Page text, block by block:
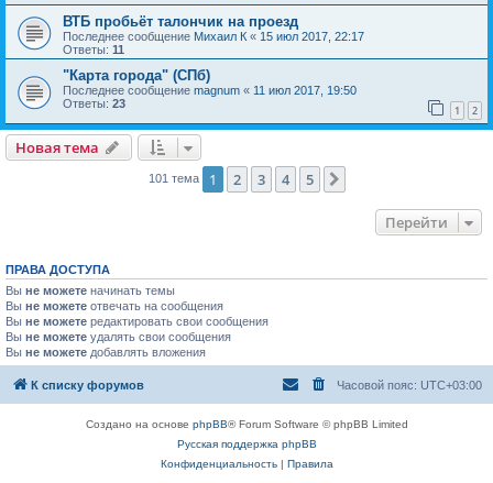
ВТБ пробьёт талончик на проезд
Последнее сообщение Михаил К « 15 июл 2017, 22:17
Ответы: 11
"Карта города" (СПб)
Последнее сообщение magnum « 11 июл 2017, 19:50
Ответы: 23 1 2
Новая тема
101 тема 1 2 3 4 5
Перейти
ПРАВА ДОСТУПА
Вы не можете начинать темы
Вы не можете отвечать на сообщения
Вы не можете редактировать свои сообщения
Вы не можете удалять свои сообщения
Вы не можете добавлять вложения
К списку форумов Часовой пояс: UTC+03:00
Создано на основе phpBB® Forum Software © phpBB Limited
Русская поддержка phpBB
Конфиденциальность| Правила